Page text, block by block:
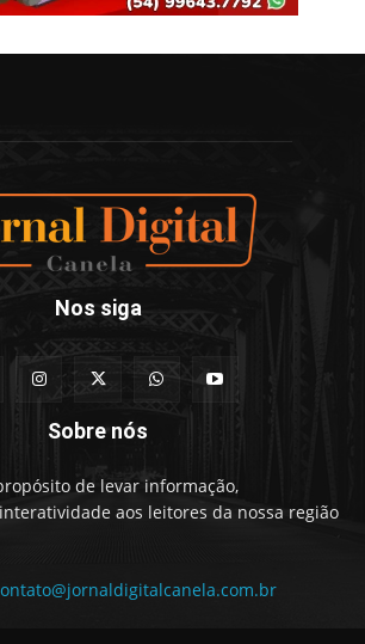
Nos siga
Sobre nós
de levar informação,
aos leitores da nossa região